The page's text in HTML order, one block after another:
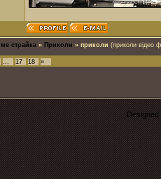
страйка » Приколи » приколи (приколи відео
… 17 18 »
Designed